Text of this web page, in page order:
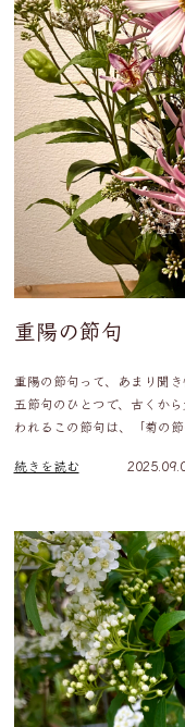
重陽の節句
重陽の節句って、あまり聞
五節句のひとつで、古くか
われるこの節句は、「菊の
続きを読む